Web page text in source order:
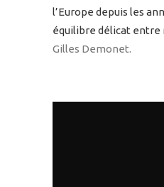
l’Europe depuis les
équilibre délicat entre
Gilles Demonet.